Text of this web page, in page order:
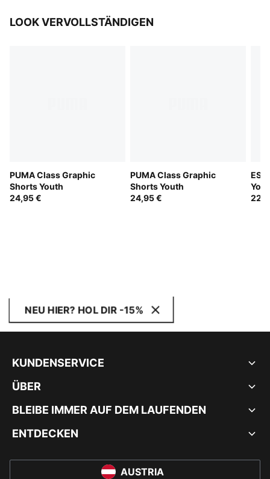
LOOK VERVOLLSTÄNDIGEN
PUMA Class Graphic
Shorts Youth
24,95 €
PUMA Class Graphic
Shorts Youth
24,95 €
NEU HIER? HOL DIR -15%
KUNDENSERVICE
ÜBER
BLEIBE IMMER AUF DEM LAUFENDEN
ENTDECKEN
AUSTRIA